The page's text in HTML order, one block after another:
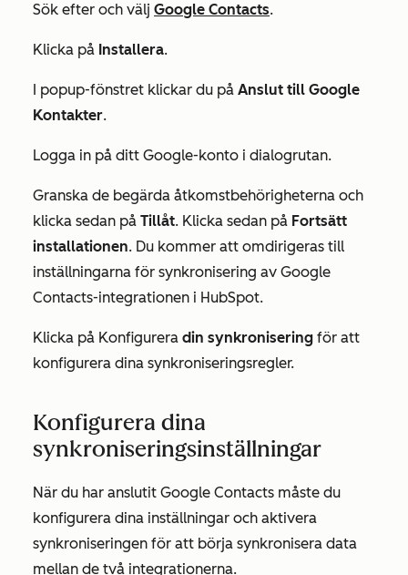
Sök efter och välj Google Contacts.
Klicka på Installera.
I popup-fönstret klickar du på Anslut till Google
Kontakter.
Logga in på ditt Google-konto i dialogrutan.
Granska de begärda åtkomstbehörigheterna och
klicka sedan på Tillåt. Klicka sedan på Fortsätt
installationen. Du kommer att omdirigeras till
inställningarna för synkronisering av Google
Contacts-integrationen i HubSpot.
Klicka på Konfigurera din synkronisering för att
konfigurera dina synkroniseringsregler.
Konfigurera dina
synkroniseringsinställningar
När du har anslutit Google Contacts måste du
konfigurera dina inställningar och aktivera
synkroniseringen för att börja synkronisera data
mellan de två integrationerna.